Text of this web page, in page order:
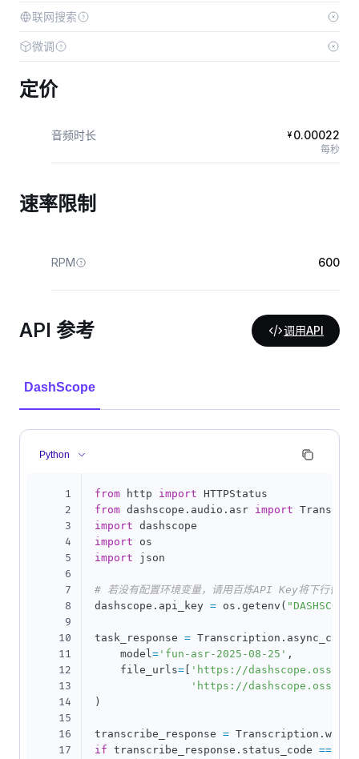
联网搜索
微调
定价
音频时长 ¥ 0.00022
每秒
速率限制
RPM 600
API 参考 调用API
DashScope
Python
1
2
3
4
5
6
7
8
9
10
11
12
13
14
15
16
17
from http import
from dashscope . audio . asr import
import
import
import json
# 若没有配置环境变量，请用百炼API Key将下行
dashscope . api_key = os . getenv (
task_response = Transcription . async_call
    model
= 'fun-asr-2025-08-25' ,
    file_urls
=
'https://dashscope.oss-
'https://dashscope.oss-
)
transcribe_response = Transcription . wait
if transcribe_response . status_code ==